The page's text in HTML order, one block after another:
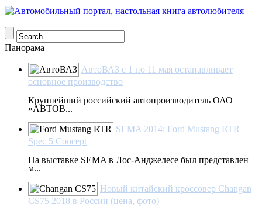
Панорама
АвтоВАЗ с 1 по 11 мая останавливает
основное производство
Крупнейший российский автопроизводитель ОАО
«АВТОВ...
SEMA 2014: Ford Mustang RTR
Spec 5 Concept
На выставке SEMA в Лос-Анджелесе был представлен
м...
Новый китайский кроссовер Changan
CS75 2018 в России (цена, фото)